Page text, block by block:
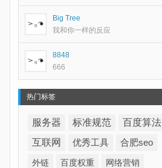
Big Tree
我和你一样的反应
8848
666
热门标签
服务器 标准规范
百度算法
互联网
优秀工具 合肥seo
外链 百度权重 网络营销